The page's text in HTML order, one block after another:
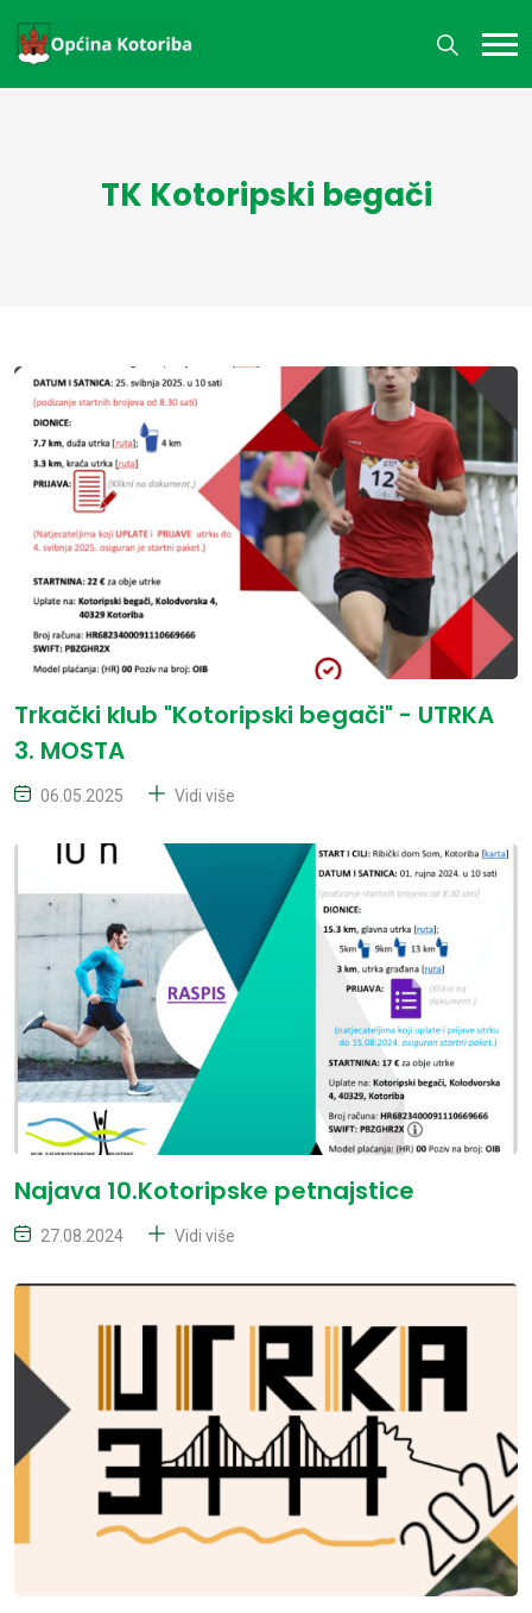
TK Kotoripski begači
Trkački klub "Kotoripski begači" - UTRKA
3. MOSTA
06.05.2025 Vidi više
Najava 10.Kotoripske petnajstice
27.08.2024 Vidi više